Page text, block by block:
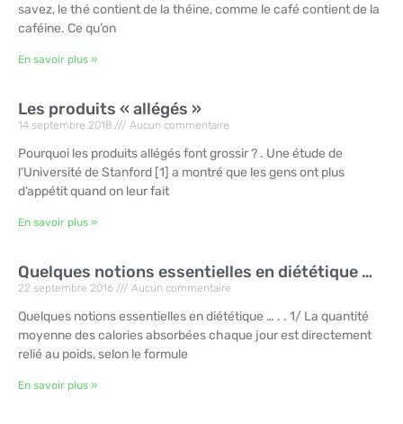
savez, le thé contient de la théine, comme le café contient de la
caféine. Ce qu’on
En savoir plus »
Les produits « allégés »
14 septembre 2018 Aucun commentaire
Pourquoi les produits allégés font grossir ? . Une étude de
l’Université de Stanford [1] a montré que les gens ont plus
d’appétit quand on leur fait
En savoir plus »
Quelques notions essentielles en diététique …
22 septembre 2016 Aucun commentaire
Quelques notions essentielles en diététique … . . 1/ La quantité
moyenne des calories absorbées chaque jour est directement
relié au poids, selon le formule
En savoir plus »